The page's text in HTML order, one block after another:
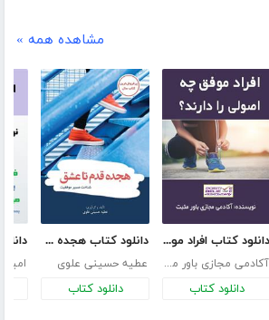
مشاهده همه »
دانلود کتاب افراد موفق چه اصولی را دارند؟
آکادمی مجازی باور مثبت
دانلود کتاب
دانلود کتاب هجده قدم تا عشق: شناخت مسیر موفقیت
عطیه حسینی علوی
دانلود کتاب
امین